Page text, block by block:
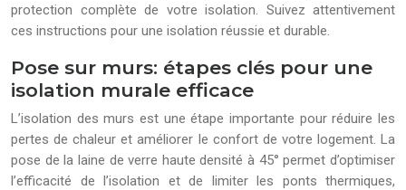
protection complète de votre isolation. Suivez attentivement
ces instructions pour une isolation réussie et durable.
Pose sur murs: étapes clés pour une
isolation murale efficace
L’isolation des murs est une étape importante pour réduire les
pertes de chaleur et améliorer le confort de votre logement. La
pose de la laine de verre haute densité à 45° permet d’optimiser
l’efficacité de l’isolation et de limiter les ponts thermiques,